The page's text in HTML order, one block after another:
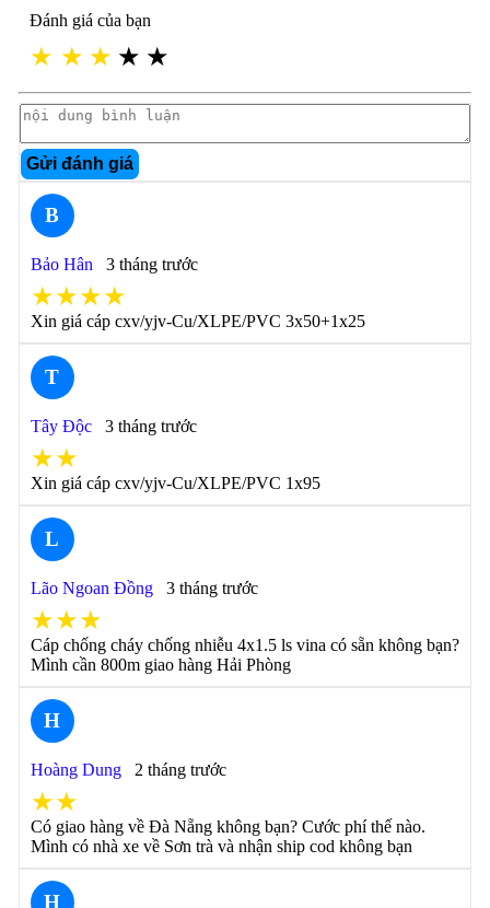
Đánh giá của bạn
★ ★ ★ ★ ★
Gửi đánh giá
B
Bảo Hân 3 tháng trước
★★★★
Xin giá cáp cxv/yjv-Cu/XLPE/PVC 3x50+1x25
T
Tây Độc 3 tháng trước
★★
Xin giá cáp cxv/yjv-Cu/XLPE/PVC 1x95
L
Lão Ngoan Đồng 3 tháng trước
★★★
Cáp chống cháy chống nhiễu 4x1.5 ls vina có sẵn không bạn?
Mình cần 800m giao hàng Hải Phòng
H
Hoàng Dung 2 tháng trước
★★
Có giao hàng về Đà Nẵng không bạn? Cước phí thế nào.
Mình có nhà xe về Sơn trà và nhận ship cod không bạn
H